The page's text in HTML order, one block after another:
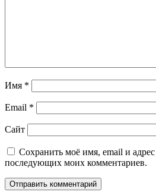
Имя *
Email *
Сайт
Сохранить моё имя, email и адрес
последующих моих комментариев.